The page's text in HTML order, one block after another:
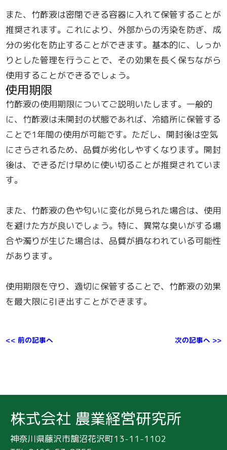
また、竹酢液は密閉できる容器に入れて保管することが
推奨されます。これにより、外部からの汚染を防ぎ、成
分の劣化を防止することができます。基本的に、しっか
りとした管理を行うことで、その効果を長く保ちながら
使用することができるでしょう。
使用期限
竹酢液の使用期限についてご説明いたします。一般的
に、竹酢液は未開封の状態であれば、冷暗所に保管する
ことで1年間の使用が可能です。ただし、開封後は空気
にさらされるため、品質が劣化しやすくなります。開封
後は、できるだけ早めに使い切ることが推奨されていま
す。
また、竹酢液の色や匂いに変化が見られた場合は、使用
を避けた方が良いでしょう。特に、異常な臭いがする場
合や濁りが生じた場合は、品質が損なわれている可能性
があります。
使用期限を守り、適切に保管することで、竹酢液の効果
を最大限に引き出すことができます。
<< 前の記事へ 次の記事へ >>
株式会社 農業経営研究所
神奈川県藤沢市鵠沼花沢町13-11-1102